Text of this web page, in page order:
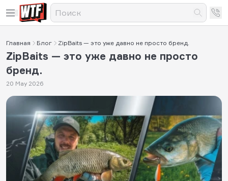
Главная Блог ZipBaits — это уже давно не просто бренд.
ZipBaits — это уже давно не просто
бренд.
20 May 2026